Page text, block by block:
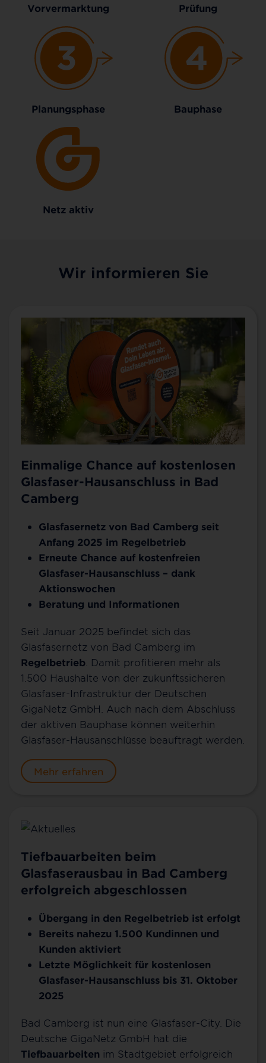
Vorvermarktung Prüfung
Planungsphase Bauphase
Netz aktiv
Wir informieren Sie
Einmalige Chance auf kostenlosen
Glasfaser-Hausanschluss in Bad
Camberg
Glasfasernetz von Bad Camberg seit
Anfang 2025 im Regelbetrieb
Erneute Chance auf kostenfreien
Glasfaser-Hausanschluss – dank
Aktionswochen
Beratung und Informationen
Seit Januar 2025 befindet sich das
Glasfasernetz von Bad Camberg im
Regelbetrieb . Damit profitieren mehr als
1.500 Haushalte von der zukunftssicheren
Glasfaser-Infrastruktur der Deutschen
GigaNetz GmbH. Auch nach dem Abschluss
der aktiven Bauphase können weiterhin
Glasfaser-Hausanschlüsse beauftragt werden.
Mehr erfahren
Tiefbauarbeiten beim
Glasfaserausbau in Bad Camberg
erfolgreich abgeschlossen
Übergang in den Regelbetrieb ist erfolgt
Bereits nahezu 1.500 Kundinnen und
Kunden aktiviert
Letzte Möglichkeit für kostenlosen
Glasfaser-Hausanschluss bis 31. Oktober
2025
Bad Camberg ist nun eine Glasfaser-City. Die
Deutsche GigaNetz GmbH hat die
Tiefbauarbeiten im Stadtgebiet erfolgreich